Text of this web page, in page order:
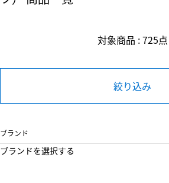
対象商品 : 725点
絞り込み
ブランド
ブランドを選択する